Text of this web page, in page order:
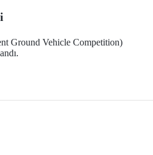
Ground Vehicle Competition)